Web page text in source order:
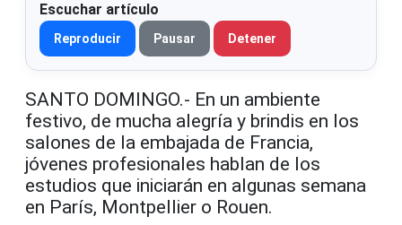
Escuchar artículo
Reproducir Pausar Detener
SANTO DOMINGO.- En un ambiente
festivo, de mucha alegría y brindis en los
salones de la embajada de Francia,
jóvenes profesionales hablan de los
estudios que iniciarán en algunas semana
en París, Montpellier o Rouen.